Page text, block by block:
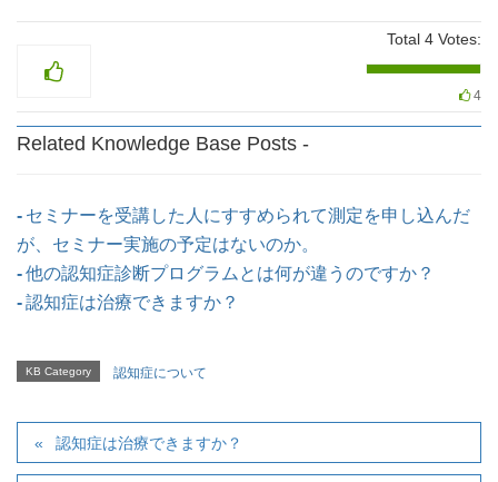
Total 4 Votes:
4
Related Knowledge Base Posts -
セミナーを受講した人にすすめられて測定を申し込んだ
が、セミナー実施の予定はないのか。
他の認知症診断プログラムとは何が違うのですか？
認知症は治療できますか？
KB Category 認知症について
認知症は治療できますか？